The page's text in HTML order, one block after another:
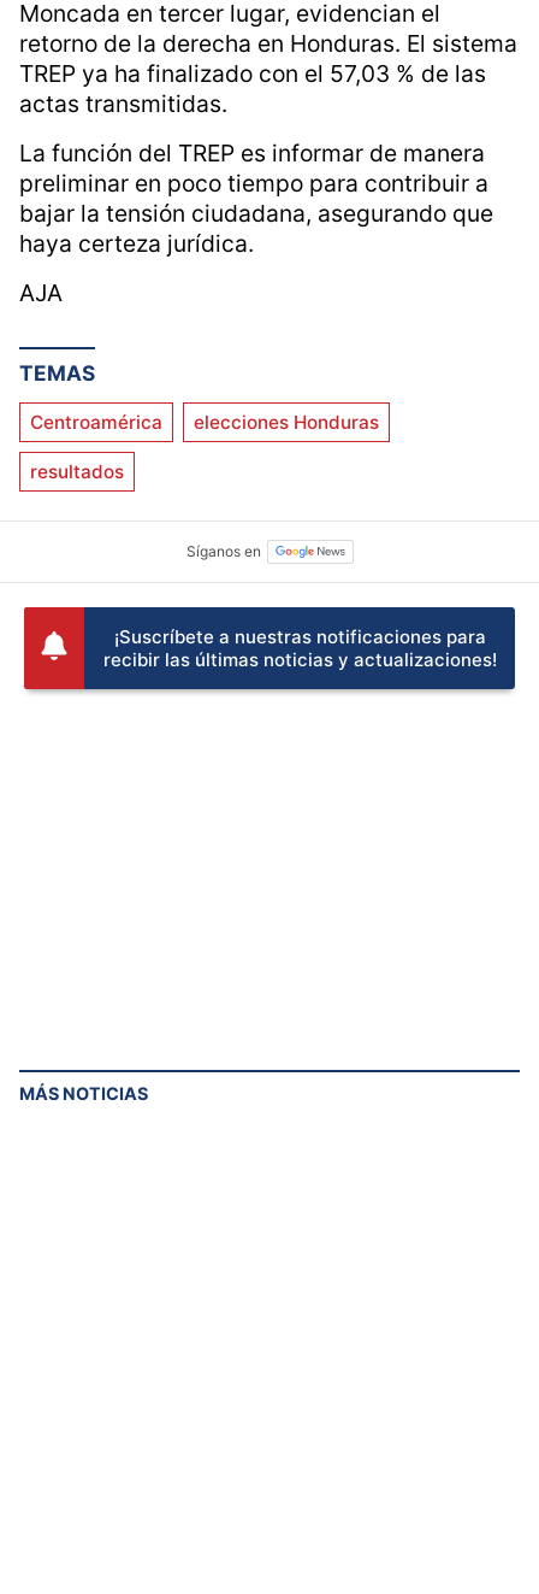
Moncada en tercer lugar, evidencian el
retorno de la derecha en Honduras. El sistema
TREP ya ha finalizado con el 57,03 % de las
actas transmitidas.
La función del TREP es informar de manera
preliminar en poco tiempo para contribuir a
bajar la tensión ciudadana, asegurando que
haya certeza jurídica.
AJA
TEMAS
Centroamérica elecciones Honduras
resultados
¡Suscríbete a nuestras notificaciones para
recibir las últimas noticias y actualizaciones!
MÁS NOTICIAS